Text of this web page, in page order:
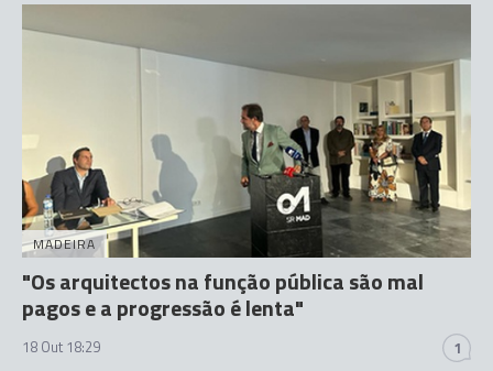
MADEIRA
"Os arquitectos na função pública são mal
pagos e a progressão é lenta"
18 Out 18:29 1